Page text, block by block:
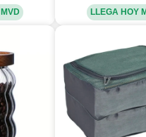
LLEGA HOY